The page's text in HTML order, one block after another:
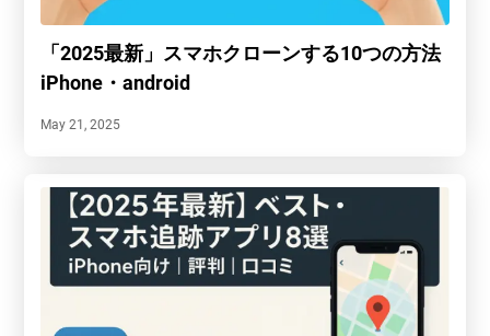
「2025最新」スマホクローンする10つの方法
iPhone・android
May 21, 2025